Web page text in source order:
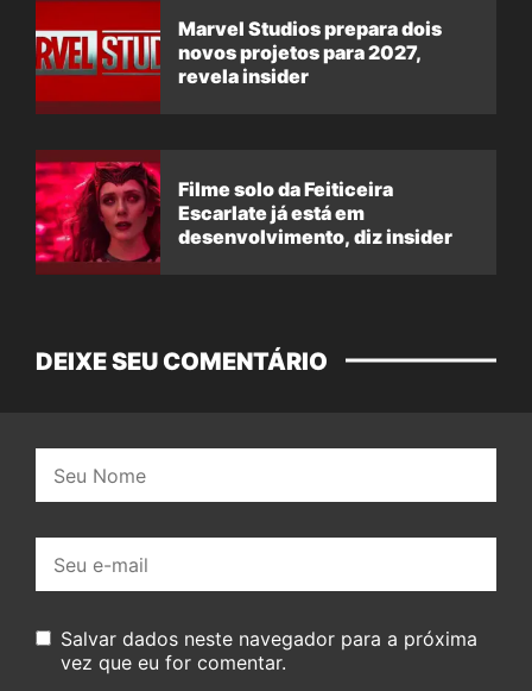
Marvel Studios prepara dois
novos projetos para 2027,
revela insider
Filme solo da Feiticeira
Escarlate já está em
desenvolvimento, diz insider
DEIXE SEU COMENTÁRIO
mail:
Salvar dados neste navegador para a próxima
vez que eu for comentar.